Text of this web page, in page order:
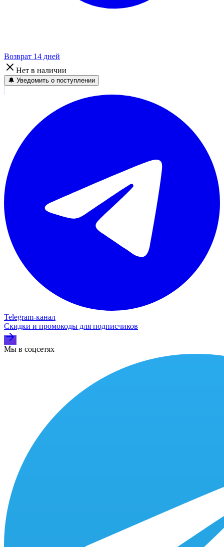
Возврат 14 дней
Нет в наличии
🔔 Уведомить о поступлении
Telegram‑канал
Скидки и промокоды для подписчиков
Мы в соцсетях